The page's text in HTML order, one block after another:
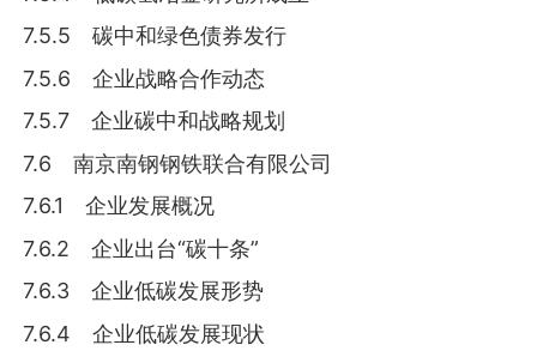
7.5.5 碳中和绿色债券发行
7.5.6 企业战略合作动态
7.5.7 企业碳中和战略规划
7.6 南京南钢钢铁联合有限公司
7.6.1 企业发展概况
7.6.2 企业出台“碳十条”
7.6.3 企业低碳发展形势
7.6.4 企业低碳发展现状